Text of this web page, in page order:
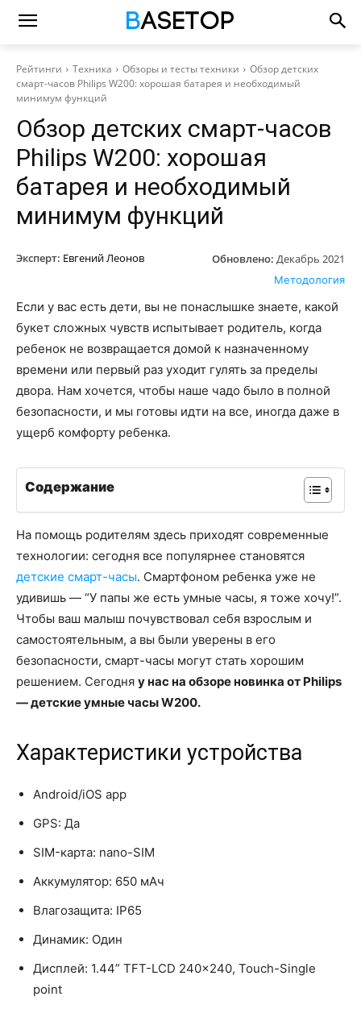
Рейтинги Техника Обзоры и тесты техники
Обзор детских
смарт-часов Philips W200: хорошая батарея и необходимый
минимум функций
Обзор детских смарт-часов
Philips W200: хорошая
батарея и необходимый
минимум функций
Эксперт: Евгений Леонов Обновлено: Декабрь 2021
Методология
Если у вас есть дети, вы не понаслышке знаете, какой
букет сложных чувств испытывает родитель, когда
ребенок не возвращается домой к назначенному
времени или первый раз уходит гулять за пределы
двора. Нам хочется, чтобы наше чадо было в полной
безопасности, и мы готовы идти на все, иногда даже в
ущерб комфорту ребенка.
Содержание
На помощь родителям здесь приходят современные
технологии: сегодня все популярнее становятся
детские смарт-часы. Смартфоном ребенка уже не
удивишь — “У папы же есть умные часы, я тоже хочу!”.
Чтобы ваш малыш почувствовал себя взрослым и
самостоятельным, а вы были уверены в его
безопасности, смарт-часы могут стать хорошим
решением. Сегодня у нас на обзоре новинка от Philips
— детские умные часы W200.
Характеристики устройства
Android/iOS app
GPS: Да
SIM-карта: nano-SIM
Аккумулятор: 650 мАч
Влагозащита: IP65
Динамик: Один
Дисплей: 1.44” TFT-LCD 240×240, Touch-Single
point